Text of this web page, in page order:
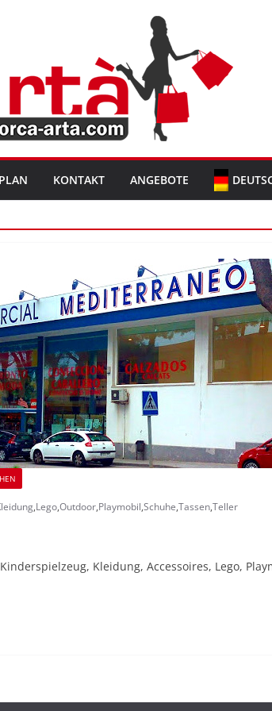
KONTAKT ANGEBOTE
,Lego,Outdoor,Playmobil,Schuhe,Tassen,Teller
Kleidung, Accessoires, Lego,